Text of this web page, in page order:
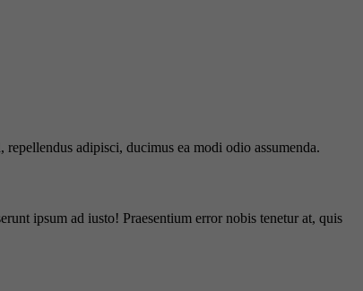
adipisci, ducimus ea modi odio assumenda.
ipsum ad iusto! Praesentium error nobis tenetur at, quis